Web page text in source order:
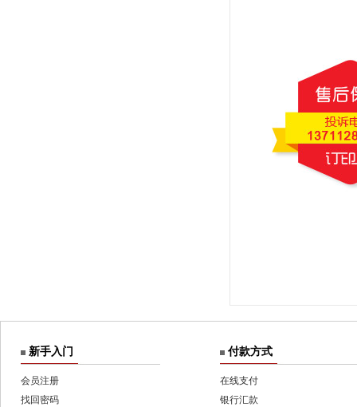
新手入门
会员注册
找回密码
付款方式
在线支付
银行汇款